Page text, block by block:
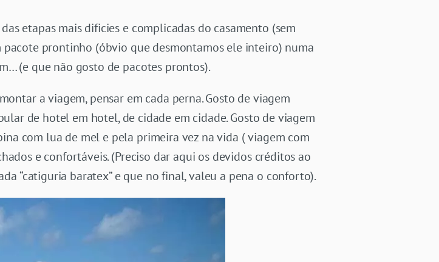
etapas mais dificies e complicadas do casamento (sem
prontinho (óbvio que desmontamos ele inteiro) numa
(e que não gosto de pacotes prontos).
a viagem, pensar em cada perna. Gosto de viagem
de hotel em hotel, de cidade em cidade. Gosto de viagem
com lua de mel e pela primeira vez na vida ( viagem com
e confortáveis. (Preciso dar aqui os devidos créditos ao
“catiguria baratex” e que no final, valeu a pena o conforto).